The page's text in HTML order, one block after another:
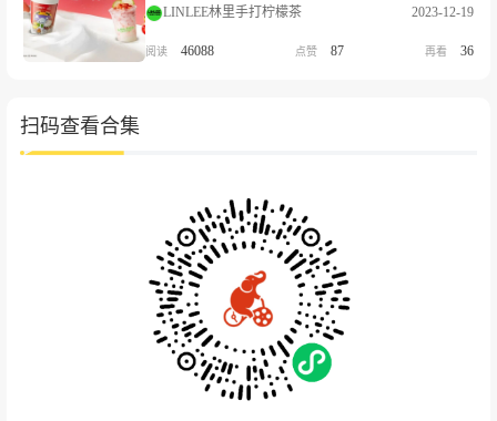
LINLEE林里手打柠檬茶 2023-12-19
46088 87 36
扫码查看合集